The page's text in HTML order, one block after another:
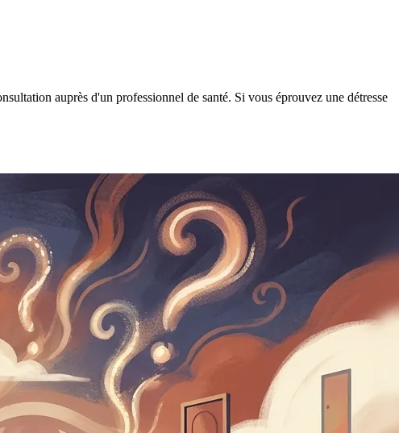
auprès d'un professionnel de santé. Si vous éprouvez une détresse